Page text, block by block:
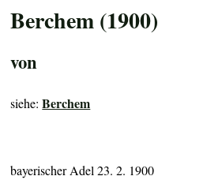
Berchem (1900)
von
siehe:Berchem
bayerischer Adel 23. 2. 1900